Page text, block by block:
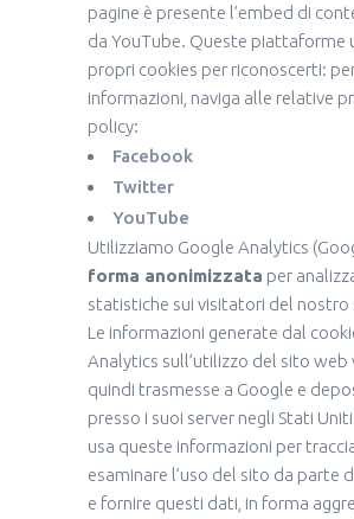
pagine è presente l’embed di
da YouTube. Queste piattaforme
propri cookies per riconoscerti:
informazioni, naviga alle relative
policy:
Facebook
Twitter
YouTube
Utilizziamo Google Analytics
forma anonimizzata per
statistiche sui visitatori del nostro
Le informazioni generate dal
Analytics sull’utilizzo del sito web
quindi trasmesse a Google e
presso i suoi server negli Stati
usa queste informazioni per
esaminare l’uso del sito da parte
e fornire questi dati, in forma